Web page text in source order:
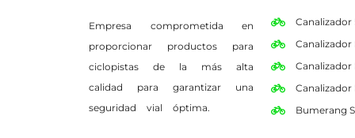
Empresa comprometida en
proporcionar productos para
ciclopistas de la más alta
calidad para garantizar una
seguridad vial óptima.
Canalizador
Canalizador
Canalizador
Bumerang